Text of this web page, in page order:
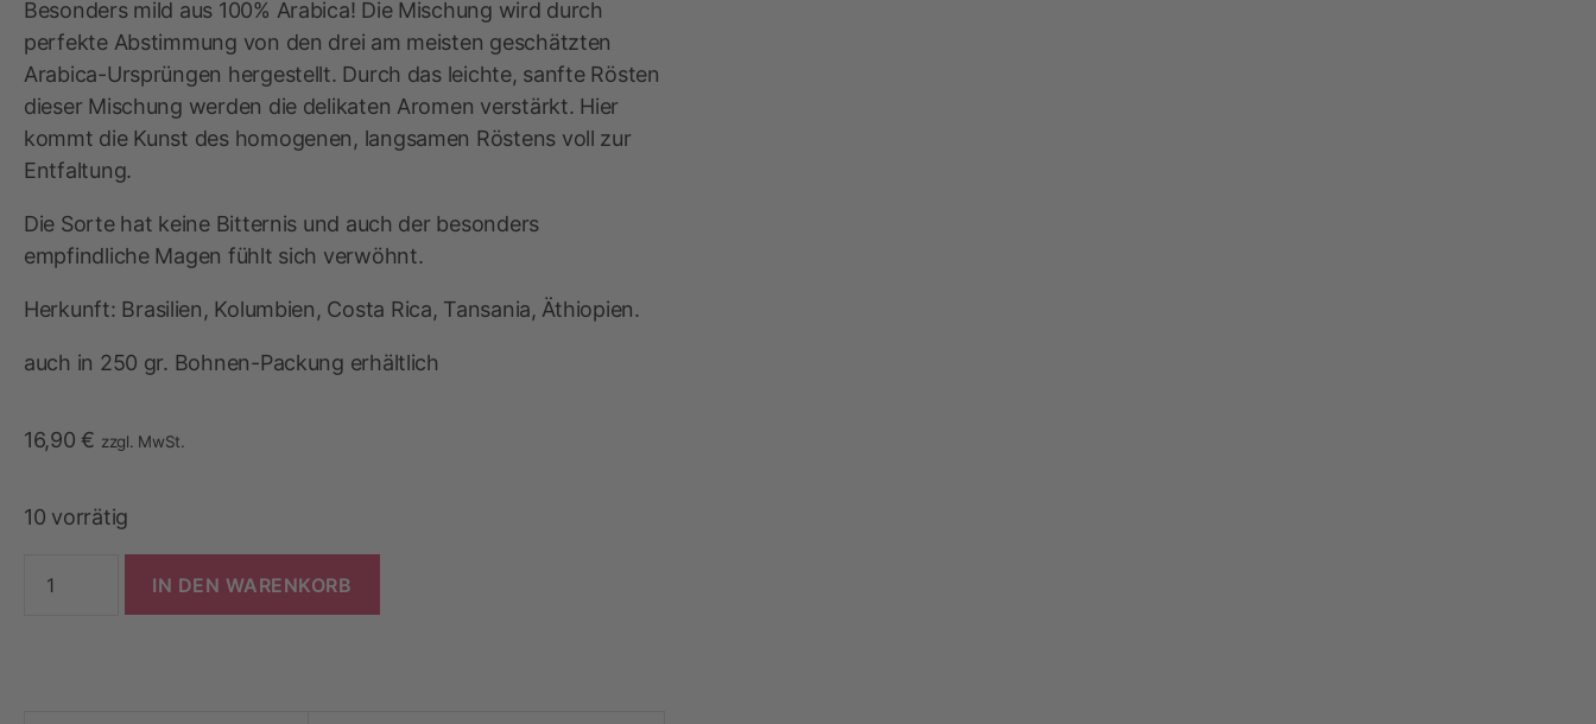
Besonders mild aus 100% Arabica! Die Mischung wird durch
perfekte Abstimmung von den drei am meisten geschätzten
Arabica-Ursprüngen hergestellt. Durch das leichte, sanfte Rösten
dieser Mischung werden die delikaten Aromen verstärkt. Hier
kommt die Kunst des homogenen, langsamen Röstens voll zur
Entfaltung.
Die Sorte hat keine Bitternis und auch der besonders
empfindliche Magen fühlt sich verwöhnt.
Herkunft: Brasilien, Kolumbien, Costa Rica, Tansania, Äthiopien.
auch in 250 gr. Bohnen-Packung erhältlich
16,90€ zzgl. MwSt.
10 vorrätig
IN DEN WARENKORB